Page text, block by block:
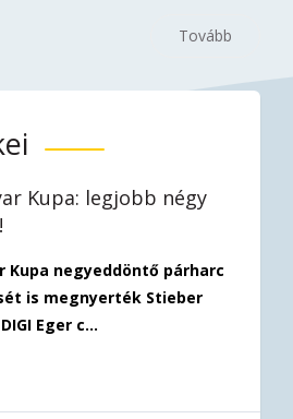
Tovább
Kupa: legjobb négy
Kupa negyeddöntő párharc
is megnyerték Stieber
Eger c...